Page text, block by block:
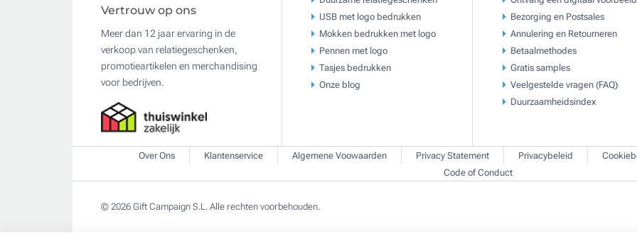
Vertrouw op ons
Meer dan 12 jaar ervaring in de
verkoop van relatiegeschenken,
promotieartikelen en merchandising
voor bedrijven.
USB met logo bedrukken
Mokken bedrukken met logo
Pennen met logo
Tasjes bedrukken
Onze blog
Bezorging en Postsales
Annulering en Retourneren
Betaalmethodes
Gratis samples
Veelgestelde vragen (FAQ)
Duurzaamheidsindex
Over Ons Klantenservice Algemene Voowaarden Privacy Statement Privacybeleid
Code of Conduct
© 2026 Gift Campaign S.L. Alle rechten voorbehouden.